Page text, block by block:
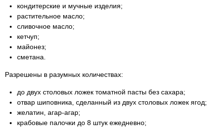
кондитерские и мучные изделия;
растительное масло;
сливочное масло;
кетчуп;
майонез;
сметана.
Разрешены в разумных количествах:
до двух столовых ложек томатной пасты без сахара;
отвар шиповника, сделанный из двух столовых ложек ягод;
желатин, агар-агар;
крабовые палочки до 8 штук ежедневно;